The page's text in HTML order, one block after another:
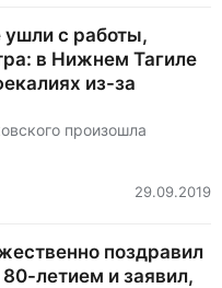
ушли с работы,
в Нижнем Тагиле
из-за
произошла
29.09.2019
поздравил
летием и заявил,